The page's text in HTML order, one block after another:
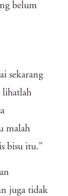
belum
sekarang
lihatlah
malah
bisu itu.”
juga tidak